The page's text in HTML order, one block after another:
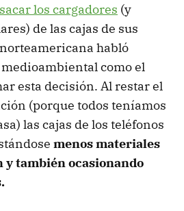
los cargadores (y
de las cajas de sus
habló
como el
esta decisión. Al restar el
(porque todos teníamos
las cajas de los teléfonos
menos materiales
también ocasionando